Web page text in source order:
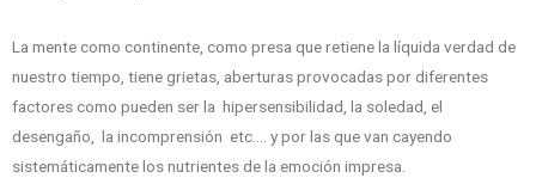
La mente como continente, como presa que retiene la líquida verdad de
nuestro tiempo, tiene grietas, aberturas provocadas por diferentes
factores como pueden ser la hipersensibilidad, la soledad, el
desengaño, la incomprensión etc.… y por las que van cayendo
sistemáticamente los nutrientes de la emoción impresa.